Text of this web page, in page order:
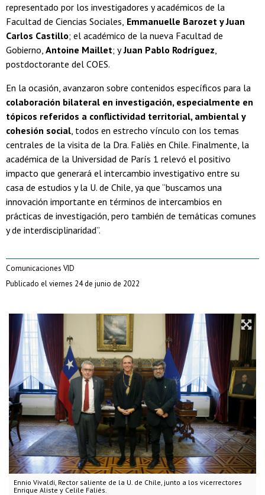
Ennio Vivaldi, Rector saliente de la U. de Chile, junto a los vicerrectores
Enrique Aliste y Celile Faliés.
representado por los investigadores y académicos de la
Facultad de Ciencias Sociales, Emmanuelle Barozet y Juan
Carlos Castillo; el académico de la nueva Facultad de
Gobierno, Antoine Maillet; yJuan Pablo Rodríguez
postdoctorante del COES.
En la ocasión, avanzaron sobre contenidos específicos para la
colaboración bilateral en investigación, especialmente en
tópicos referidos a conflictividad territorial, ambiental y
cohesión social , todos en estrecho vínculo con los temas
centrales de la visita de la Dra. Faliès en Chile. Finalmente, la
académica de la Universidad de París 1 relevó el positivo
impacto que generará el intercambio investigativo entre su
casa de estudios y la U. de Chile, ya que “buscamos una
innovación importante en términos de intercambios en
prácticas de investigación, pero también de temáticas comunes
y de interdisciplinaridad”.
Comunicaciones VID
Publicado el viernes 24 de junio de 2022